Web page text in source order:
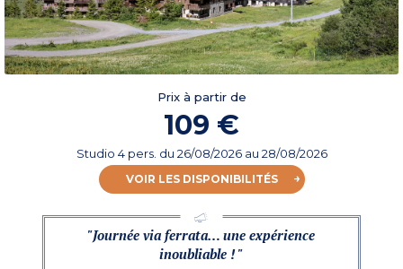
Prix à partir de
109 €
Studio 4 pers. du 26/08/2026au 28/08/2026
VOIR LES DISPONIBILITÉS
"Journée via ferrata… une expérience
inoubliable ! "